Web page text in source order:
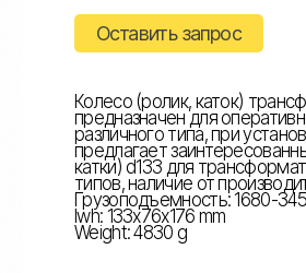
Оставить запрос
Колесо (ролик, каток)
предназначен для
различного типа, при
предлагает
катки) d133 для
типов, наличие от
Грузоподъемность: 1680-
lwh: 133x76x176 mm
Weight: 4830 g